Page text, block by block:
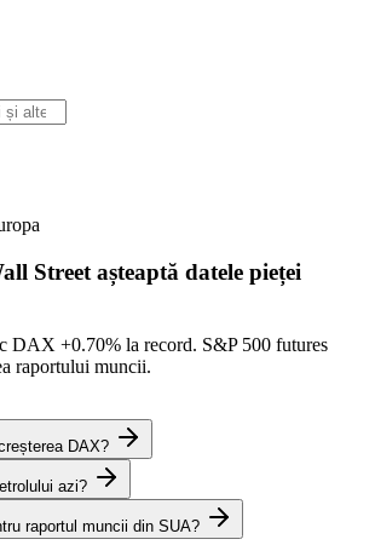
Street așteaptă datele pieței
DAX +0.70% la record. S&P 500 futures
raportului muncii.
DAX?
azi?
raportul muncii din SUA?